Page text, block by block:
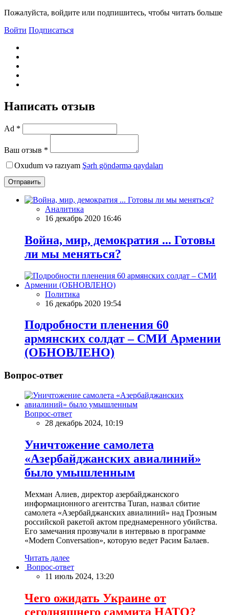
Пожалуйста, войдите или подпишитесь, чтобы читать больше
Войти Подписаться
Написать отзыв
Ad *
Ваш отзыв *
Oxudum və razıyam Şərh göndərmə qaydaları
Отправить
Аналитика
16 декабрь 2020 16:46
Война, мир, демократия ... Готовы
ли мы меняться?
Политика
16 декабрь 2020 19:54
Подробности пленения 60
армянских солдат – СМИ Армении
(ОБНОВЛЕНО)
Вопрос-ответ
Вопрос-ответ
28 декабрь 2024, 10:19
Уничтожение самолета
«Азербайджанских авиалиний»
было умышленным
Мехман Алиев, директор азербайджанского
информационного агентства Turan, назвал сбитие
самолета «Азербайджанских авиалиний» над Грозным
российской ракетой актом преднамеренного убийства.
Его замечания прозвучали в интервью в программе
«Modern Conversation», которую ведет Расим Балаев.
Читать далее
Вопрос-ответ
11 июль 2024, 13:20
Чего ожидать Украине от
сегодняшнего саммита НАТО?